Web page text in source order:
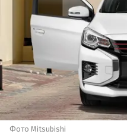
Фото Mitsubishi